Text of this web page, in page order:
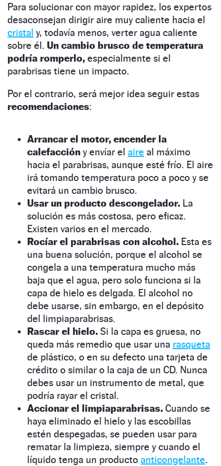
Para solucionar con mayor rapidez, los expertos
desaconsejan dirigir aire muy caliente hacia el
cristal y, todavía menos, verter agua caliente
sobre él. Un cambio brusco de temperatura
podría romperlo, especialmente si el
parabrisas tiene un impacto.
Por el contrario, será mejor idea seguir estas
recomendaciones:
Arrancar el motor, encender la
calefacción y envíar el aire al máximo
hacia el parabrisas, aunque esté frío. El aire
irá tomando temperatura poco a poco y se
evitará un cambio brusco.
Usar un producto descongelador. La
solución es más costosa, pero eficaz.
Existen varios en el mercado.
Rocíar el parabrisas con alcohol. Esta es
una buena solución, porque el alcohol se
congela a una temperatura mucho más
baja que el agua, pero solo funciona si la
capa de hielo es delgada. El alcohol no
debe usarse, sin embargo, en el depósito
del limpiaparabrisas.
Rascar el hielo. Si la capa es gruesa, no
queda más remedio que usar una rasqueta
de plástico, o en su defecto una tarjeta de
crédito o similar o la caja de un CD. Nunca
debes usar un instrumento de metal, que
podría rayar el cristal.
Accionar el limpiaparabrisas. Cuando se
haya eliminado el hielo y las escobillas
estén despegadas, se pueden usar para
rematar la limpieza, siempre y cuando el
líquido tenga un producto anticongelante.